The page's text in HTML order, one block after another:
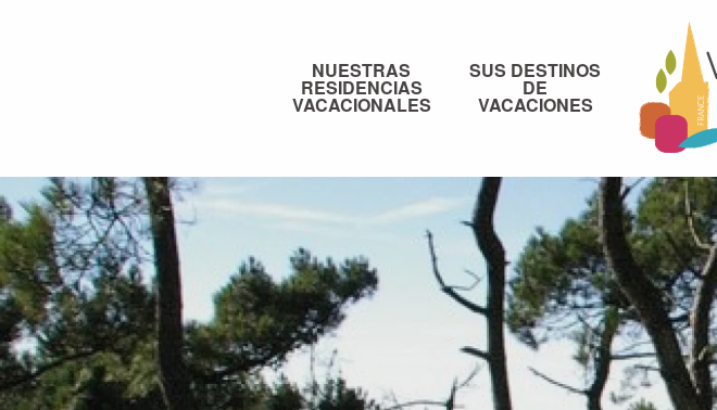
NUESTRAS
RESIDENCIAS
VACACIONALES
SUS DESTINOS
DE
VACACIONES